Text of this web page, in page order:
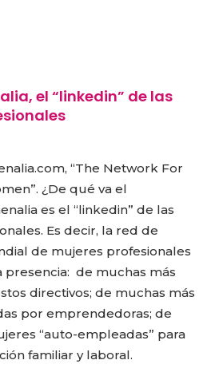
el “linkedin” de las
“The Network For
¿De qué va el
es el “linkedin” de las
Es decir, la red de
de mujeres profesionales
presencia: de muchas más
directivos; de muchas más
por emprendedoras; de
“auto-empleadas” para
familiar y laboral.